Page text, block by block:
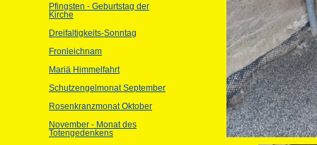
Pfingsten - Geburtstag der
Kirche
Dreifaltigkeits-Sonntag
Fronleichnam
Mariä Himmelfahrt
Schutzengelmonat September
Rosenkranzmonat Oktober
November - Monat des
Totengedenkens